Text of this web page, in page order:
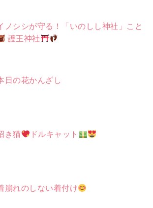
ノシシが守る！「いのしし神社」こと
護王神社
日の花かんざし
き猫 ドルキャット
崩れのしない着付け